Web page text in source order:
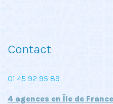
Contact
01 45 92 95 89
4 agences en Île de